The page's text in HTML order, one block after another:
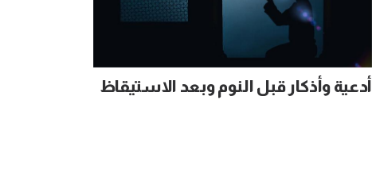
أدعية وأذكار قبل النوم وبعد الاستيقاظ